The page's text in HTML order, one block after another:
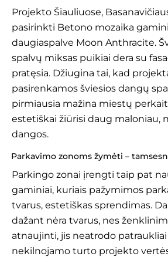
Projekto Šiauliuose,
pasirinkti Betono mozaika
daugiaspalve Moon Anthracite.
spalvų miksas puikiai dera su
pratęsia. Džiugina tai, kad
pasirenkamos šviesios dangų
pirmiausia mažina miestų
estetiškai žiūrisi daug maloniau,
dangos.
Parkavimo zonoms žymėti –
Parkingo zonai įrengti taip pat
gaminiai, kuriais pažymimos
tvarus, estetiškas sprendimas.
dažant nėra tvarus, nes
atnaujinti, jis neatrodo
nekilnojamo turto projekto